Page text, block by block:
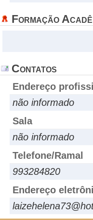
Formação
Contatos
Endereço
não informado
Sala
não informado
Telefone/Ramal
993284820
Endereço